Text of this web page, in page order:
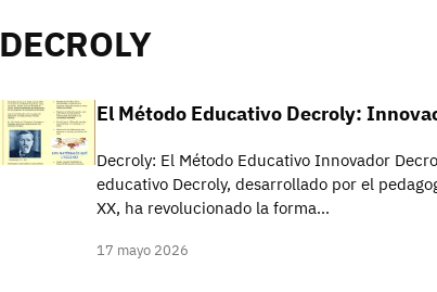
DECROLY
El Método Educativo Decroly:
Decroly: El Método Educativo Innovador
educativo Decroly, desarrollado por el
XX, ha revolucionado la forma…
17 mayo 2026